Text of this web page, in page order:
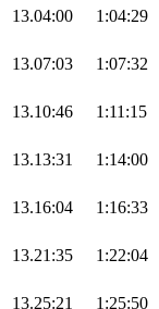
13.04:00 1:04:29
13.07:03 1:07:32
13.10:46 1:11:15
13.13:31 1:14:00
13.16:04 1:16:33
13.21:35 1:22:04
13.25:21 1:25:50